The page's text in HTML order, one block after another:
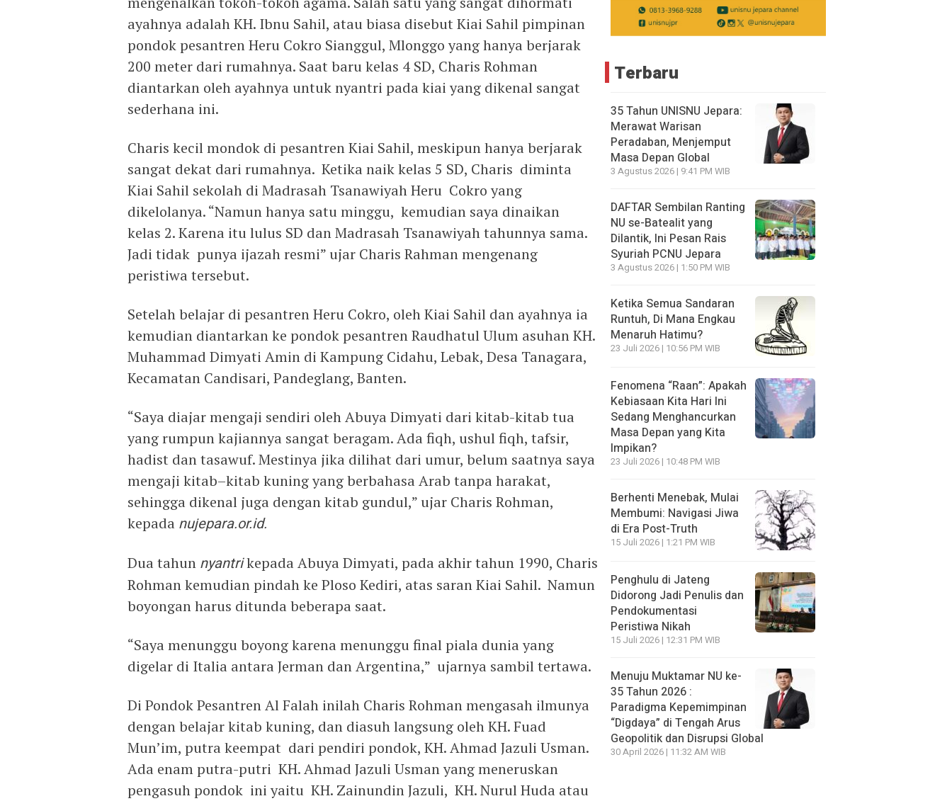
ayahnya adalah KH. Ibnu Sahil, atau biasa disebut Kiai Sahil pimpinan
pondok pesantren Heru Cokro Sianggul, Mlonggo yang hanya berjarak
200 meter dari rumahnya. Saat baru kelas 4 SD, Charis Rohman
diantarkan oleh ayahnya untuk nyantri pada kiai yang dikenal sangat
sederhana ini.
Charis kecil mondok di pesantren Kiai Sahil, meskipun hanya berjarak
sangat dekat dari rumahnya. Ketika naik kelas 5 SD, Charis diminta
Kiai Sahil sekolah di Madrasah Tsanawiyah Heru Cokro yang
dikelolanya. “Namun hanya satu minggu, kemudian saya dinaikan
kelas 2. Karena itu lulus SD dan Madrasah Tsanawiyah tahunnya sama.
Jadi tidak punya ijazah resmi” ujar Charis Rahman mengenang
peristiwa tersebut.
Setelah belajar di pesantren Heru Cokro, oleh Kiai Sahil dan ayahnya ia
kemudian diantarkan ke pondok pesantren Raudhatul Ulum asuhan KH.
Muhammad Dimyati Amin di Kampung Cidahu, Lebak, Desa Tanagara,
Kecamatan Candisari, Pandeglang, Banten.
“Saya diajar mengaji sendiri oleh Abuya Dimyati dari kitab-kitab tua
yang rumpun kajiannya sangat beragam. Ada fiqh, ushul fiqh, tafsir,
hadist dan tasawuf. Mestinya jika dilihat dari umur, belum saatnya saya
mengaji kitab–kitab kuning yang berbahasa Arab tanpa harakat,
sehingga dikenal juga dengan kitab gundul,” ujar Charis Rohman,
kepada nujepara.or.id.
Dua tahun nyantrikepada Abuya Dimyati, pada akhir tahun 1990, Charis
Rohman kemudian pindah ke Ploso Kediri, atas saran Kiai Sahil. Namun
boyongan harus ditunda beberapa saat.
“Saya menunggu boyong karena menunggu final piala dunia yang
digelar di Italia antara Jerman dan Argentina,” ujarnya sambil tertawa.
Di Pondok Pesantren Al Falah inilah Charis Rohman mengasah ilmunya
dengan belajar kitab kuning, dan diasuh langsung oleh KH. Fuad
Mun’im, putra keempat dari pendiri pondok, KH. Ahmad Jazuli Usman.
Ada enam putra-putri KH. Ahmad Jazuli Usman yang meneruskan
pengasuh pondok ini yaitu KH. Zainundin Jazuli, KH. Nurul Huda atau
Terbaru
35 Tahun UNISNU Jepara:
Merawat Warisan
Peradaban, Menjemput
Masa Depan Global
3 Agustus 2026 | 9:41 PM WIB
DAFTAR Sembilan Ranting
NU se-Batealit yang
Dilantik, Ini Pesan Rais
Syuriah PCNU Jepara
3 Agustus 2026 | 1:50 PM WIB
Ketika Semua Sandaran
Runtuh, Di Mana Engkau
Menaruh Hatimu?
23 Juli 2026 | 10:56 PM WIB
Fenomena “Raan”: Apakah
Kebiasaan Kita Hari Ini
Sedang Menghancurkan
Masa Depan yang Kita
Impikan?
23 Juli 2026 | 10:48 PM WIB
Berhenti Menebak, Mulai
Membumi: Navigasi Jiwa
di Era Post-Truth
15 Juli 2026 | 1:21 PM WIB
Penghulu di Jateng
Didorong Jadi Penulis dan
Pendokumentasi
Peristiwa Nikah
15 Juli 2026 | 12:31 PM WIB
Menuju Muktamar NU ke-
35 Tahun 2026 :
Paradigma Kepemimpinan
“Digdaya” di Tengah Arus
Geopolitik dan Disrupsi Global
30 April 2026 | 11:32 AM WIB